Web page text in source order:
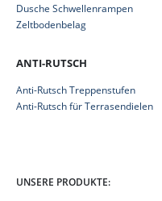
Dusche Schwellenrampen
Zeltbodenbelag
ANTI-RUTSCH
Anti-Rutsch Treppenstufen
Anti-Rutsch für Terrasendielen
UNSERE PRODUKTE: